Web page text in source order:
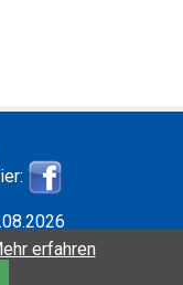
2026
erfahren